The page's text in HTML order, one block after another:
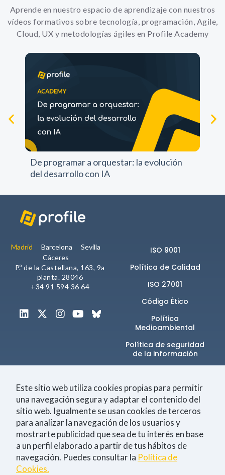
Aprende en nuestro espacio de aprendizaje con nuestros
vídeos formativos sobre tecnología, programación, Agile,
Cloud, UX y metodologías ágiles en Profile Academy
De programar a orquestar: la evolución
del desarrollo con IA
Madrid Barcelona
Sevilla
Cáceres
P.º de la Castellana, 163, 9a
planta. 28046
+34 91 594 36 64
ISO 9001
Política de Calidad
ISO 27001
Código Ético
Política
Medioambiental
Política de seguridad
de la información​
Únete a la comunidad
Tecnología Negocio Eventos Empleo
Este sitio web utiliza cookies propias para permitir
una navegación segura y adaptar el contenido del
sitio web. Igualmente se usan cookies de terceros
para analizar la navegación de los usuarios y
mostrarte publicidad que sea de tu interés en base
a un perfil elaborado a partir de tus hábitos de
navegación. Puedes consultar la Política de
Cookies.
_hjSessionUser
Experience
mejor posible
durante tu
visita. Si
rechazas estas
cookies,
algunas
funcionalidades
no se
comportamiento
mientras visitas
nuestra web,
aumentas la
posibilidad de
ver contenido y
ofertas
personalizados.